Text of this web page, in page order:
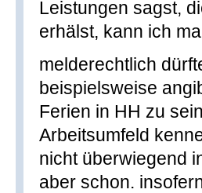
Leistungen sagst,
erhälst, kann ich
melderechtlich
beispielsweise
Ferien in HH zu
Arbeitsumfeld
nicht überwiegend
aber schon.